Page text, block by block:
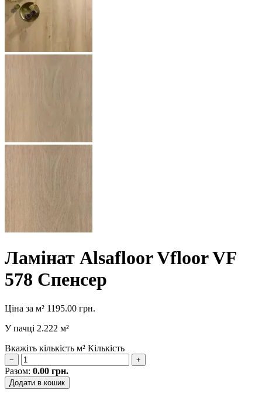
Ламінат Alsafloor Vfloor VF
578 Спенсер
Ціна за м² 1195.00 грн.
У пачці 2.222 м²
Вкажіть кількість м² Кількість
− +
Разом: 0.00 грн.
Додати в кошик